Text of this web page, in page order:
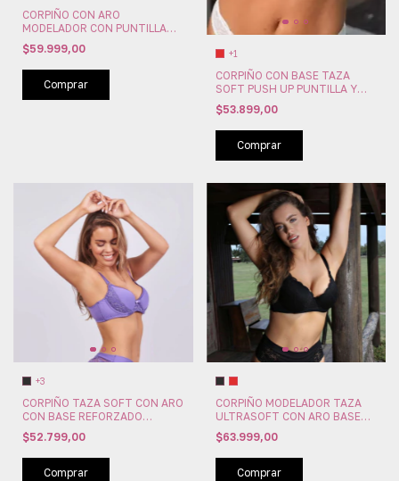
CORPIÑO CON ARO
MODELADOR CON PUNTILLA
JADE PAPILLON (PA336)
$59.999,00
Comprar
+1
CORPIÑO CON BASE TAZA
SOFT PUSH UP PUNTILLA Y
LYCRA ROMANCE PAPILLON
(PA1487)
$53.899,00
Comprar
+3
CORPIÑO TAZA SOFT CON ARO
CON BASE REFORZADO
MICROFIBRA PUNTILLA NADINE
PAPILLON (PA56)
$52.799,00
Comprar
CORPIÑO MODELADOR TAZA
ULTRASOFT CON ARO BASE
CONTORNO DIFERENCIAL AIME
PAPILLON (PA136)
$63.999,00
Comprar